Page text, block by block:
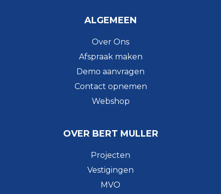
ALGEMEEN
Over Ons
Afspraak maken
Demo aanvragen
Contact opnemen
Webshop
OVER BERT MULLER
Projecten
Vestigingen
MVO